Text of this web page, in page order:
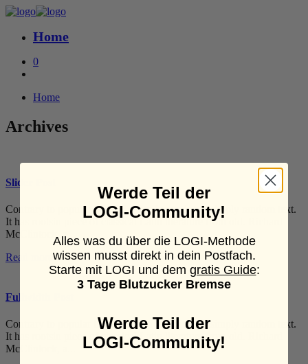
Home
0
Home
Archives
Slider Post
Contrary to popular belief, Lorem Ipsum is not simply random text.
It has rootsin piece of classical Latin literature from old. Richard
McClintock, a...
Read more
Fullwidth Post
Contrary to popular belief, Lorem Ipsum is not simply random text.
It has rootsin piece of classical Latin literature from old. Richard
McClintock, a...
Werde Teil der
LOGI-Community!
Alles was du über die LOGI-Methode
wissen musst direkt in dein Postfach.
Starte mit LOGI und dem gratis Guide:
3 Tage Blutzucker Bremse
Werde Teil der
LOGI-Community!